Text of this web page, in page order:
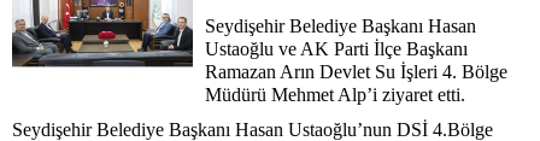
Seydişehir Belediye Başkanı Hasan
Ustaoğlu ve AK Parti İlçe Başkanı
Ramazan Arın Devlet Su İşleri 4. Bölge
Müdürü Mehmet Alp’i ziyaret etti.
Seydişehir Belediye Başkanı Hasan Ustaoğlu’nun DSİ 4.Bölge